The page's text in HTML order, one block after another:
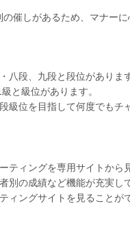
催しがあるため、マナーに
八段、九段と段位があります
と級位があります。
級位を目指して何度でもチ
ティングを専用サイトから
別の成績など機能が充実し
ィングサイトを見ることが